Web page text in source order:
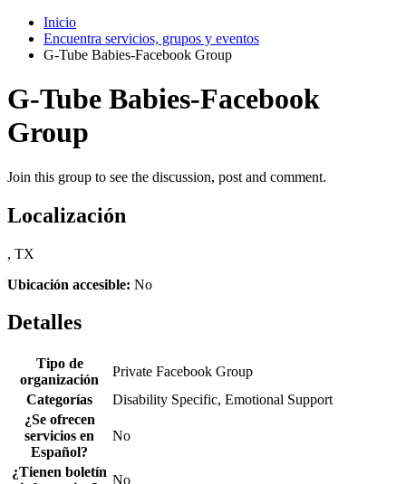
Inicio
Encuentra servicios, grupos y eventos
G-Tube Babies-Facebook Group
G-Tube Babies-Facebook
Group
Join this group to see the discussion, post and comment.
Localización
, TX
Ubicación accesible: No
Detalles
Tipo de
organización
Private Facebook Group
Categorías
Disability Specific, Emotional Support
¿Se ofrecen
servicios en
Español?
No
¿Tienen boletín
No